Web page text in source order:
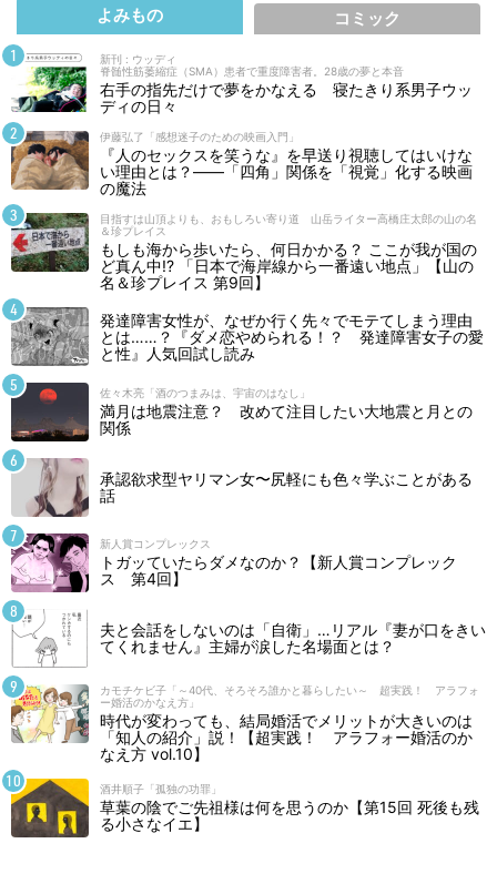
よみもの コミック
新刊 : ウッディ
脊髄性筋萎縮症（SMA）患者で重度障害者。28歳の夢と本音
右手の指先だけで夢をかなえる 寝たきり系男子ウッ
ディの日々
伊藤弘了「感想迷子のための映画入門」
『人のセックスを笑うな』を早送り視聴してはいけな
い理由とは？――「四角」関係を「視覚」化する映画
の魔法
目指すは山頂よりも、おもしろい寄り道 山岳ライター高橋庄太郎の山の名
＆珍プレイス
もしも海から歩いたら、何日かかる？ ここが我が国の
ど真ん中!? 「日本で海岸線から一番遠い地点」【山の
名＆珍プレイス 第9回】
発達障害女性が、なぜか行く先々でモテてしまう理由
とは……？『ダメ恋やめられる！？ 発達障害女子の愛
と性』人気回試し読み
佐々木亮「酒のつまみは、宇宙のはなし」
満月は地震注意？ 改めて注目したい大地震と月との
関係
承認欲求型ヤリマン女〜尻軽にも色々学ぶことがある
話
新人賞コンプレックス
トガッていたらダメなのか？【新人賞コンプレック
ス 第4回】
夫と会話をしないのは「自衛」…リアル『妻が口をきい
てくれません』主婦が涙した名場面とは？
カモチケビ子「～40代、そろそろ誰かと暮らしたい～ 超実践！ アラフォ
ー婚活のかなえ方」
時代が変わっても、結局婚活でメリットが大きいのは
「知人の紹介」説！【超実践！ アラフォー婚活のか
なえ方 vol.10】
酒井順子「孤独の功罪」
草葉の陰でご先祖様は何を思うのか【第15回 死後も残
る小さなイエ】